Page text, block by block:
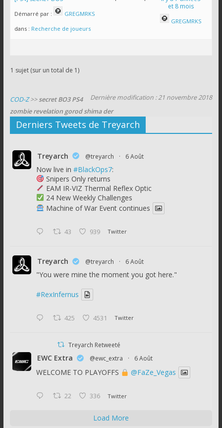
Démarré par :
GREGMRKS
dans : Recherche de joueurs
et 8 mois
GREGMRKS
1 sujet (sur un total de 1)
Dernière modification : 21 novembre 2018
COD-Z>>secret BO3 PS4
zombie revelation gorod shima der
Derniers Tweets de Treyarch
Treyarch @treyarch · 6 Août
Now live in #BlackOps7:
Snipers Only returns
EAM IR-VIZ Thermal Reflex Optic
24 New Weekly Challenges
Machine of War Event continues
43 939 Twitter
Treyarch @treyarch · 6 Août
"You were mine the moment you got here."
#RexInfernus
425 4531 Twitter
Treyarch Retweeté
EWC Extra @ewc_extra · 6 Août
WELCOME TO PLAYOFFS @FaZe_Vegas
22 336 Twitter
Load More